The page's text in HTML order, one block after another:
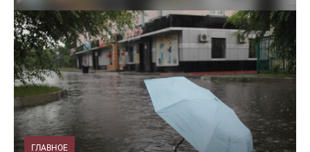
ГЛАВНОЕ